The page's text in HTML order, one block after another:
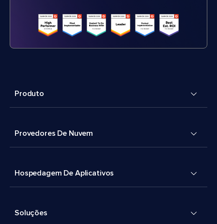
Produto
Provedores De Nuvem
Hospedagem De Aplicativos
Soluções